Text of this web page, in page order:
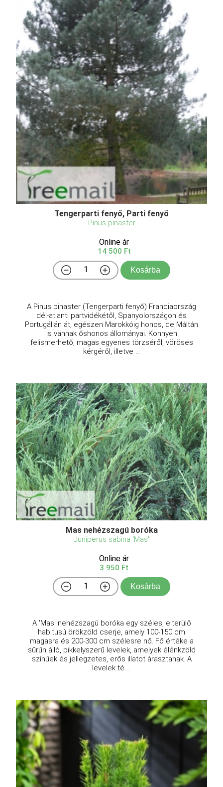
Tengerparti fenyő, Parti fenyő
Pinus pinaster
Online ár
14 500 Ft
Kosárba
A Pinus pinaster (Tengerparti fenyő) Franciaország
dél-atlanti partvidékétől, Spanyolországon és
Portugálián át, egészen Marokkóig honos, de Máltán
is vannak őshonos állományai. Könnyen
felismerhető, magas egyenes törzséről, vöröses
kérgéről, illetve ...
Mas nehézszagú boróka
Juniperus sabina 'Mas'
Online ár
3 950 Ft
Kosárba
A 'Mas' nehézszagú boróka egy széles, elterülő
habitusú örökzöld cserje, amely 100-150 cm
magasra és 200-300 cm szélesre nő. Fő értéke a
sűrűn álló, pikkelyszerű levelek, amelyek élénkzöld
színűek és jellegzetes, erős illatot árasztanak. A
levelek té ...